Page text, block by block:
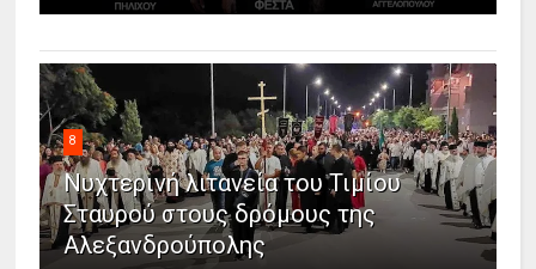
8
Νυχτερινή λιτανεία του Τιμίου
Σταυρού στους δρόμους της
Αλεξανδρούπολης